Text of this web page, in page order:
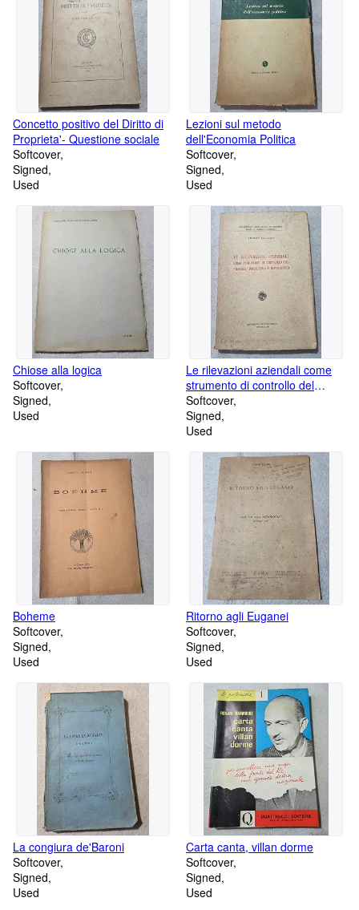
Concetto positivo del Diritto di
Proprieta'- Questione sociale
Softcover
Signed
Used
Lezioni sul metodo
dell'Economia Politica
Softcover
Signed
Used
Chiose alla logica
Softcover
Signed
Used
Le rilevazioni aziendali come
strumento di controllo del
processo produttivo e
distributivo
Softcover
Signed
Used
Boheme
Softcover
Signed
Used
Ritorno agli Euganei
Softcover
Signed
Used
La congiura de'Baroni
Softcover
Signed
Used
Carta canta, villan dorme
Softcover
Signed
Used